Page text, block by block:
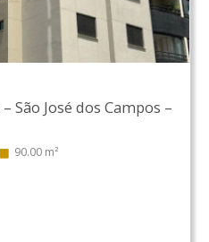
– São José dos Campos –
90.00 m²